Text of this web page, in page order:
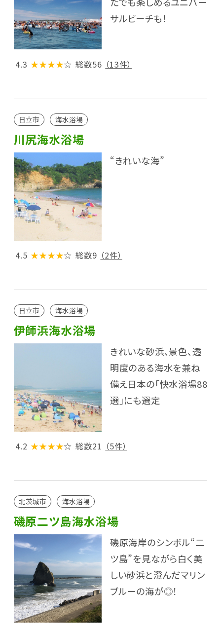
サルビーチも！
4.3 ★★★★☆ 総数56 （13件）
日立市 海水浴場
川尻海水浴場
“きれいな海”
4.5 ★★★★☆ 総数9 （2件）
日立市 海水浴場
伊師浜海水浴場
きれいな砂浜、景色、透
明度のある海水を兼ね
備え日本の「快水浴場88
選」にも選定
4.2 ★★★★☆ 総数21 （5件）
北茨城市 海水浴場
磯原二ツ島海水浴場
磯原海岸のシンボル“二
ツ島”を見ながら白く美
しい砂浜と澄んだマリン
ブルーの海が◎！